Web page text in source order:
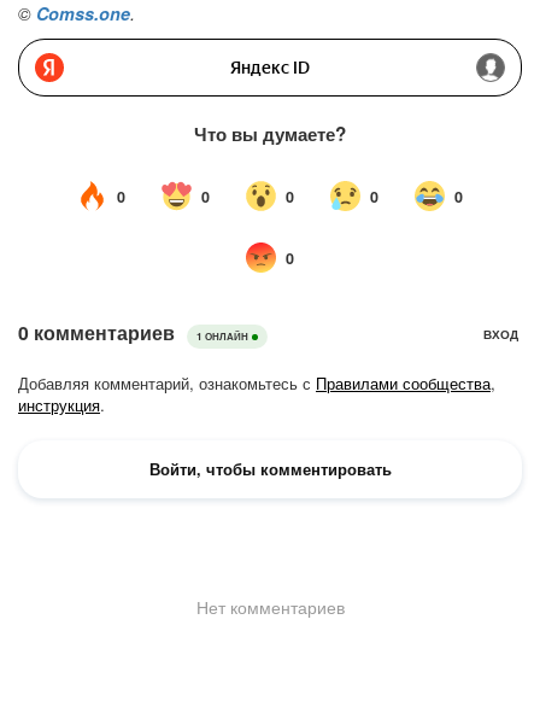
© Comss.one.